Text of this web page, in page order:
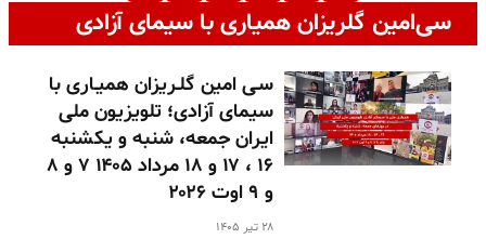
سی‌امین گلریزان همیاری با سیمای آزادی
سـی امین گلـریزان همیـاری با
سیمای آزادی؛ تلویزیون ملی
ایران جمعه، شنبه و یکشنبه
۱۶ ، ۱۷ و ۱۸ مرداد ۱۴۰۵ ۷ و ۸
و ۹ اوت ۲۰۲۶
۲۸ تیر ۱۴۰۵